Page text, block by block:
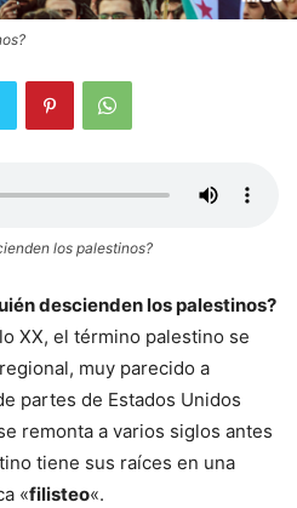
los palestinos?
descienden los palestinos?
XX, el término palestino se
muy parecido a
partes de Estados Unidos
remonta a varios siglos antes
tiene sus raíces en una
«filisteo«.